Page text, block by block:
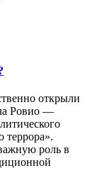
открыли
Ровио —
террора».
роль в